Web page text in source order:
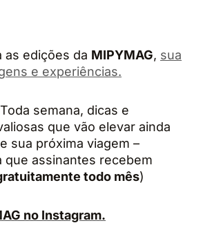
as edições da MIPYMAG, sua
e experiências.
semana, dicas e
que vão elevar ainda
sua próxima viagem –
que assinantes recebem
todo mês)
no Instagram.